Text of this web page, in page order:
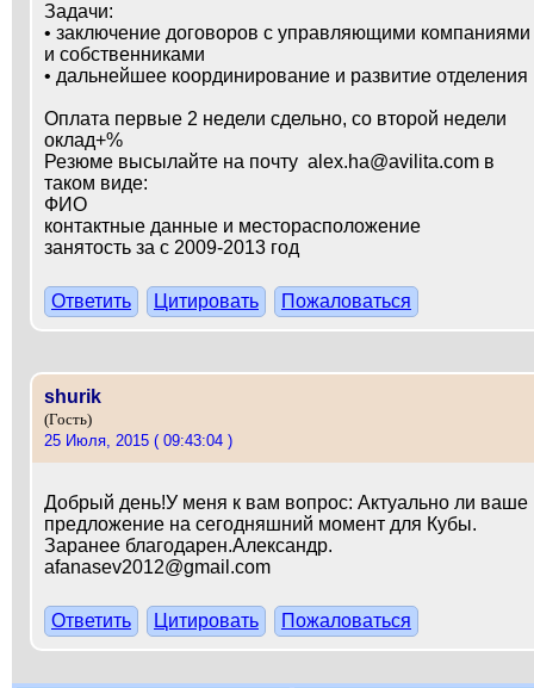
Задачи:
• заключение договоров с управляющими компаниями
и собственниками
• дальнейшее координирование и развитие отделения
Оплата первые 2 недели сдельно, со второй недели
оклад+%
Резюме высылайте на почту alex.ha@avilita.com в
таком виде:
ФИО
контактные данные и месторасположение
занятость за с 2009-2013 год
Ответить Цитировать Пожаловаться
shurik
(Гость)
25 Июля, 2015 ( 09:43:04 )
Добрый день!У меня к вам вопрос: Актуально ли ваше
предложение на сегодняшний момент для Кубы.
Заранее благодарен.Александр.
afanasev2012@gmail.com
Ответить Цитировать Пожаловаться